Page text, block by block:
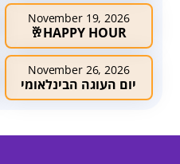
November 19, 2026
HAPPY HOUR🥂
November 26, 2026
יום העוגה הבינלאומי